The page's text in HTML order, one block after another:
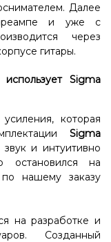
Далее
и уже с
через
гитары.
Sigma
которая
Sigma
и интуитивно
остановился на
нашему заказу
на разработке и
Созданный